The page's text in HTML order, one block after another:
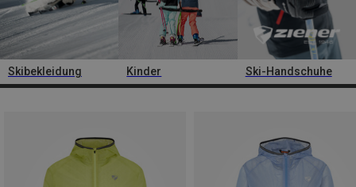
Skibekleidung Kinder Ski-Handschuhe